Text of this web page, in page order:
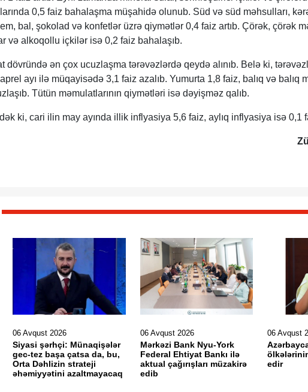
0,5 faiz bahalaşma müşahidə olunub. Süd və süd məhsulları,
bal, şokolad və konfetlər üzrə qiymətlər 0,4 faiz artıb. Çörək, çörək
və alkoqollu içkilər isə 0,2 faiz bahalaşıb.
dövründə ən çox ucuzlaşma tərəvəzlərdə qeydə alınıb. Belə ki,
ayı ilə müqayisədə 3,1 faiz azalıb. Yumurta 1,8 faiz, balıq və balıq
Tütün məmulatlarının qiymətləri isə dəyişməz qalıb.
ki, cari ilin may ayında illik inflyasiya 5,6 faiz, aylıq inflyasiya isə 0,1
06 Avqust 2026
Siyasi şərhçi: Münaqişələr
gec-tez başa çatsa da, bu,
Orta Dəhlizin strateji
əhəmiyyətini azaltmayacaq
06 Avqust 2026
Mərkəzi Bank Nyu-York
Federal Ehtiyat Bankı ilə
aktual çağırışları müzakirə
edib
06 Avqust
edir